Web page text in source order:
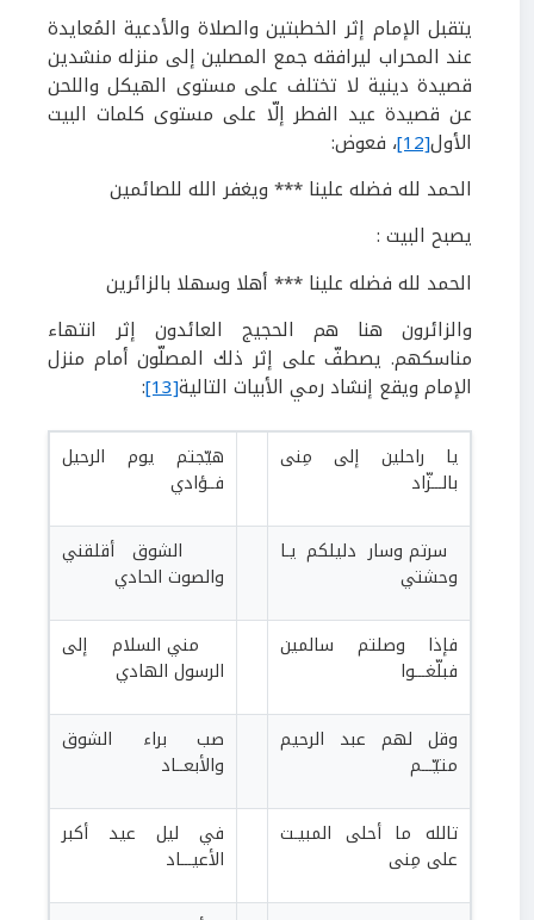
يتقبل الإمام إثر الخطبتين والصلاة والأدعية المُعايدة
عند المحراب ليرافقه جمع المصلين إلى منزله منشدين
قصيدة دينية لا تختلف على مستوى الهيكل واللحن
عن قصيدة عيد الفطر إلّا على مستوى كلمات البيت
الأول[12]، فعوض:
الحمد لله فضله علينا *** ويغفر الله للصائمين
يصبح البيت :
الحمد لله فضله علينا *** أهلا وسهلا بالزائرين
والزائرون هنا هم الحجيج العائدون إثر انتهاء
مناسكهم. يصطفّ على إثر ذلك المصلّون أمام منزل
الإمام ويقع إنشاد رمي الأبيات التالية[13]
:
يا راحلين إلى مِنى
بالـــزّاد
هيّجتم يوم الرحيل
فــؤادي
سرتم وسار دليلكم يـا
وحشتي
الشوق أقلقني
والصوت الحادي
فإذا وصلتم سالمين
فبلّغـــوا
مني السلام إلى
الرسول الهادي
وقل لهم عبد الرحيم
متيّـــم
صب براء الشوق
والأبعــاد
تالله ما أحلى المبيـت
على مِنى
في ليل عيد أكبر
الأعيـــاد